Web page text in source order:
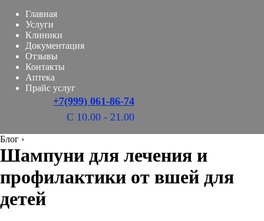
Главная
Услуги
Клиники
Документация
Отзывы
Контакты
Аптека
Прайс услуг
+7(999) 061-86-74
С 10.00 - 21.00
Блог ›
Шампуни для лечения и
профилактики от вшей для
детей